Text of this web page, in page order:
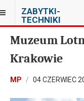
ZABYTKI-
TECHNIKI
JESTEŚ TUTAJ:
Muzeum
Krakowie
MP 04 CZERWIEC